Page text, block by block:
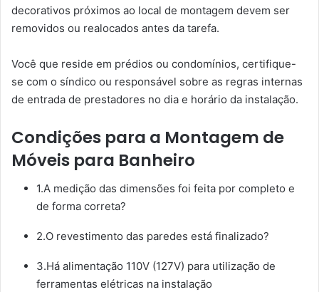
decorativos próximos ao local de montagem devem ser
removidos ou realocados antes da tarefa.
Você que reside em prédios ou condomínios, certifique-
se com o síndico ou responsável sobre as regras internas
de entrada de prestadores no dia e horário da instalação.
Condições para a Montagem de
Móveis para Banheiro
1.A medição das dimensões foi feita por completo e
de forma correta?
2.O revestimento das paredes está finalizado?
3.Há alimentação 110V (127V) para utilização de
ferramentas elétricas na instalação